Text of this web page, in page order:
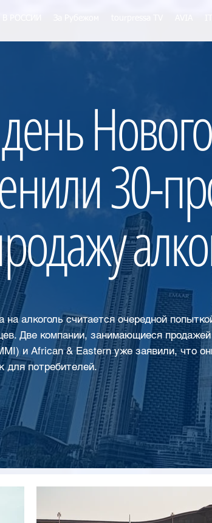
30-
на алкоголь считается очередной
Две компании, занимающиеся
и African & Eastern уже заявили, что
для потребителей.